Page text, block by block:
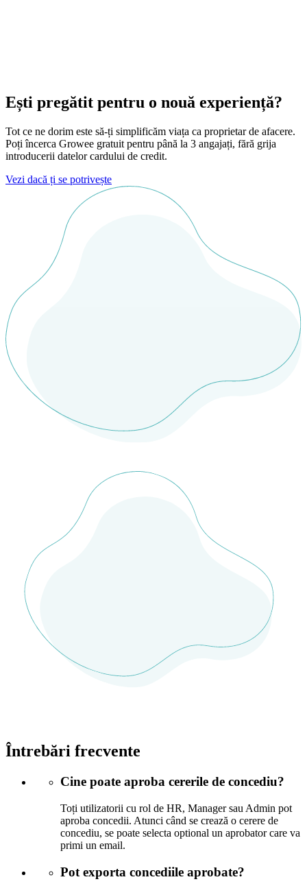
Ești pregătit pentru o nouă experiență?
Tot ce ne dorim este să-ți simplificăm viața ca proprietar de afacere.
Poți încerca Growee gratuit pentru până la 3 angajați, fără grija
introducerii datelor cardului de credit.
Vezi dacă ți se potrivește
Întrebări frecvente
Cine poate aproba cererile de concediu?
Toți utilizatorii cu rol de HR, Manager sau Admin pot
aproba concedii. Atunci când se crează o cerere de
concediu, se poate selecta optional un aprobator care va
primi un email.
Pot exporta concediile aprobate?